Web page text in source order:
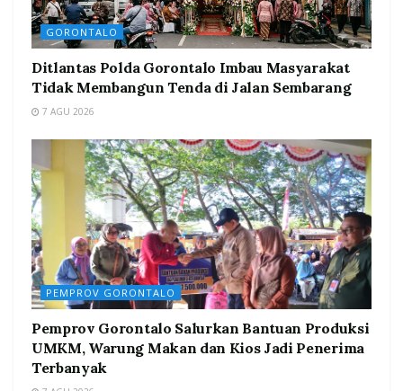
GORONTALO
Ditlantas Polda Gorontalo Imbau Masyarakat
Tidak Membangun Tenda di Jalan Sembarang
7 AGU 2026
PEMPROV GORONTALO
Pemprov Gorontalo Salurkan Bantuan Produksi
UMKM, Warung Makan dan Kios Jadi Penerima
Terbanyak